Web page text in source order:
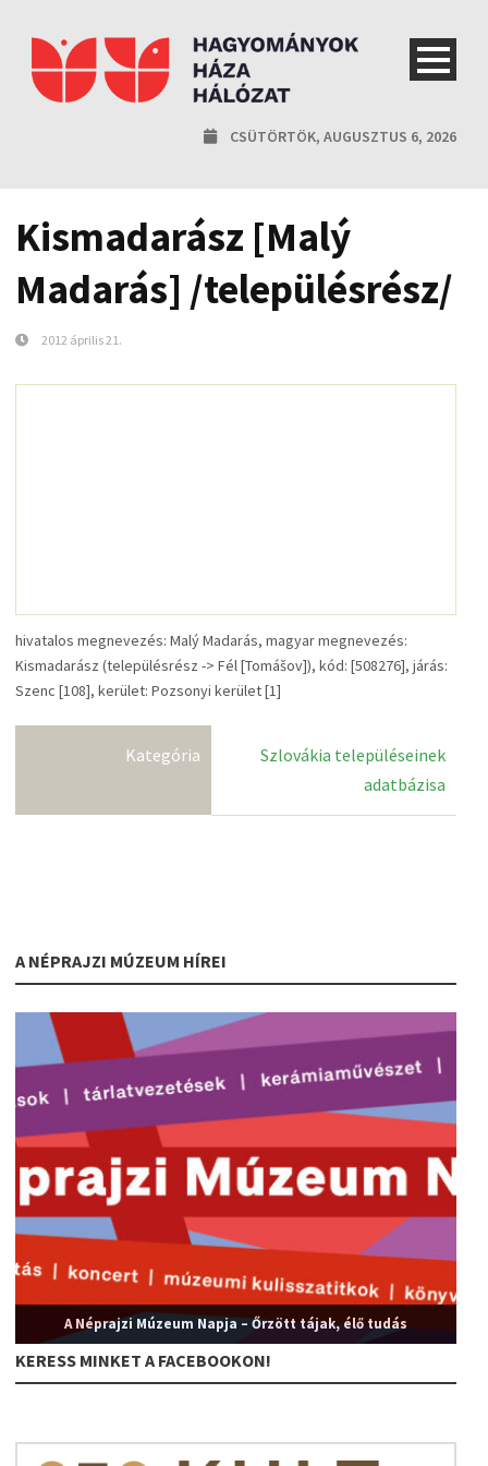
CSÜTÖRTÖK, AUGUSZTUS 6, 2026
Kismadarász [Malý
Madarás] /településrész/
2012 április 21.
hivatalos megnevezés: Malý Madarás, magyar megnevezés:
Kismadarász (településrész -> Fél [Tomášov]), kód: [508276], járás:
Szenc [108], kerület: Pozsonyi kerület [1]
Kategória
Szlovákia településeinek
adatbázisa
A NÉPRAJZI MÚZEUM HÍREI
A Néprajzi Múzeum Napja – Őrzött tájak, élő tudás
KERESS MINKET A FACEBOOKON!